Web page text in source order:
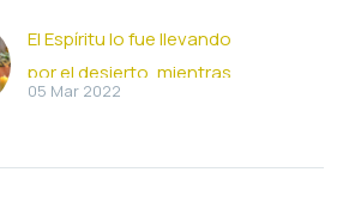
El Espíritu lo fue llevando
por el desierto, mientras
era tentado (06-03-
El Espíritu lo fue llevando
05 Mar 2022